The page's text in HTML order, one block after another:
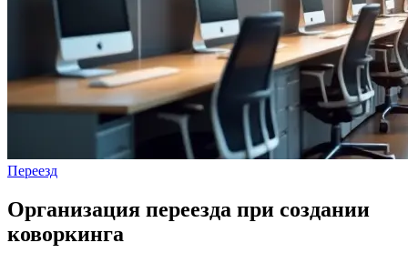
Переезд
Организация переезда при создании
коворкинга